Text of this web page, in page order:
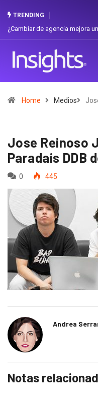
TRENDING
de agencia mejora una
Home Medios
Jose Reinoso
Paradais DDB
0 445
Andrea
Notas